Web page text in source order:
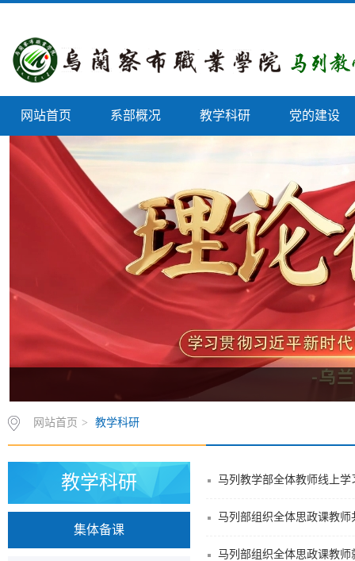
网站首页 系部概况 教学科研 党的建设
网站首页 > 教学科研
教学科研
集体备课
马列教学部全体教师线上
马列部组织全体思政课教师
马列部组织全体思政课教